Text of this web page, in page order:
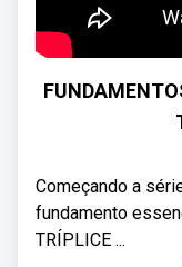
Começando a
fundamento
TRÍPLICE ...